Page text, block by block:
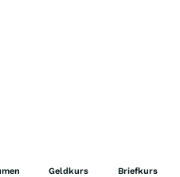
Geldkurs Briefkurs